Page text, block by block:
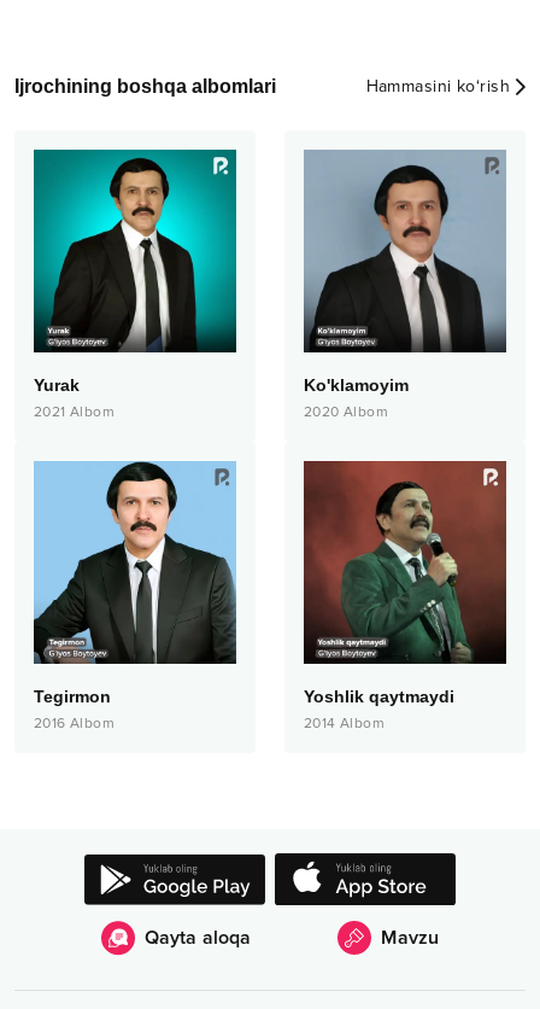
Ijrochining boshqa albomlari Hammasini ko‘rish
Yurak
2021 Albom
Ko'klamoyim
2020 Albom
Tegirmon
2016 Albom
Yoshlik qaytmaydi
2014 Albom
Qayta aloqa Mavzu